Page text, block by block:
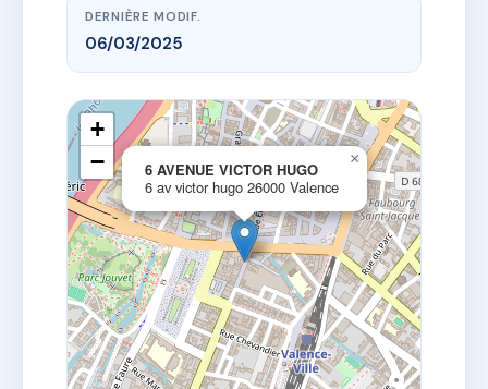
DERNIÈRE MODIF.
06/03/2025
6 AVENUE VICTOR HUGO
6 av victor hugo 26000 Valence
×
+
−